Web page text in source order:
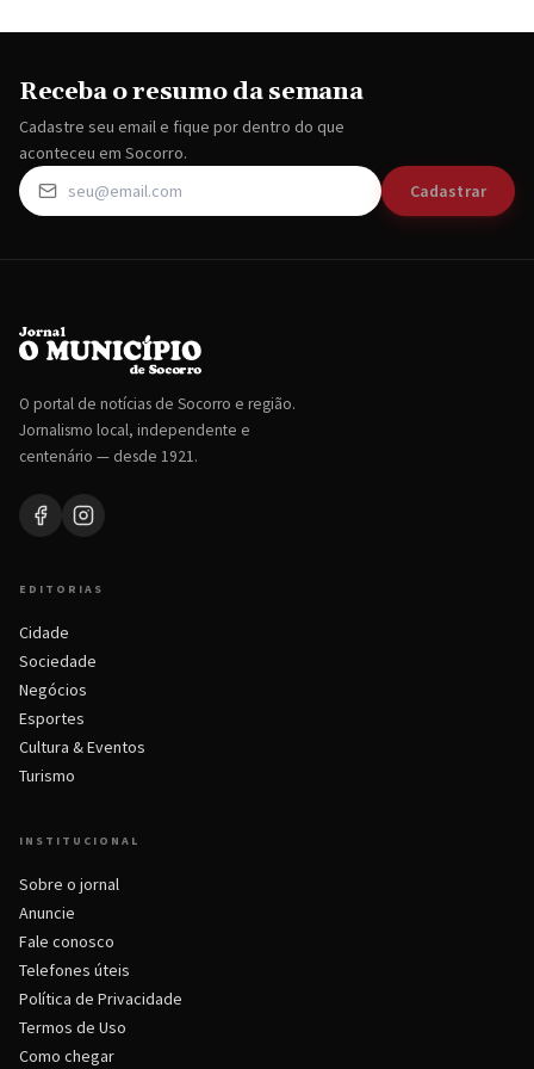
Receba o resumo da semana
Cadastre seu email e fique por dentro do que
aconteceu em Socorro.
Cadastrar
O portal de notícias de Socorro e região.
Jornalismo local, independente e
centenário — desde 1921.
EDITORIAS
Cidade
Sociedade
Negócios
Esportes
Cultura & Eventos
Turismo
INSTITUCIONAL
Sobre o jornal
Anuncie
Fale conosco
Telefones úteis
Política de Privacidade
Termos de Uso
Como chegar